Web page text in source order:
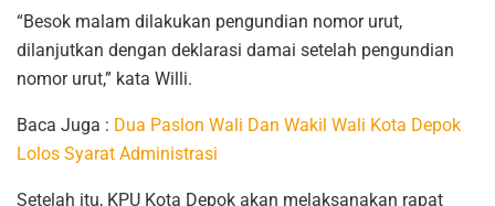
“Besok malam dilakukan pengundian nomor urut,
dilanjutkan dengan deklarasi damai setelah pengundian
nomor urut,” kata Willi.
Baca Juga : Dua Paslon Wali Dan Wakil Wali Kota Depok
Lolos Syarat Administrasi
Setelah itu, KPU Kota Depok akan melaksanakan rapat